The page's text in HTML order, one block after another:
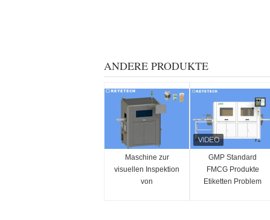
ANDERE PRODUKTE
Maschine zur
visuellen Inspektion
von
GMP Standard
FMCG Produkte
Etiketten Problem